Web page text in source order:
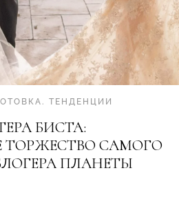
. ТЕНДЕНЦИИ
БИСТА:
ТОРЖЕСТВО САМОГО
ПЛАНЕТЫ